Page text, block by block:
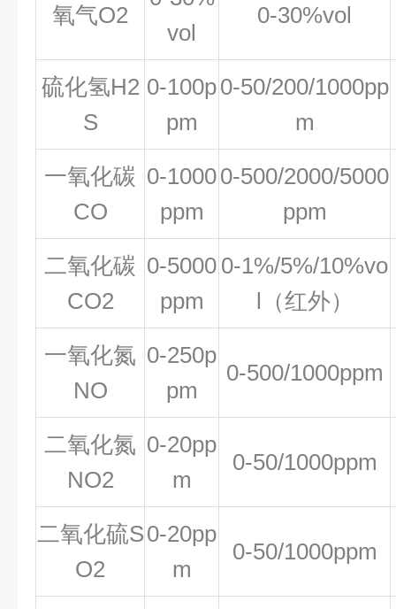
氧气O2
vol
0-30%vol
硫化氢H2
S
0-100p
pm
0-50/200/1000pp
m
一氧化碳
CO
0-1000
ppm
0-500/2000/5000
ppm
二氧化碳
CO2
0-5000
ppm
0-1%/5%/10%vo
l（红外）
一氧化氮
NO
0-250p
pm
0-500/1000ppm
二氧化氮
NO2
0-20pp
m
0-50/1000ppm
二氧化硫S
O2
0-20pp
m
0-50/1000ppm